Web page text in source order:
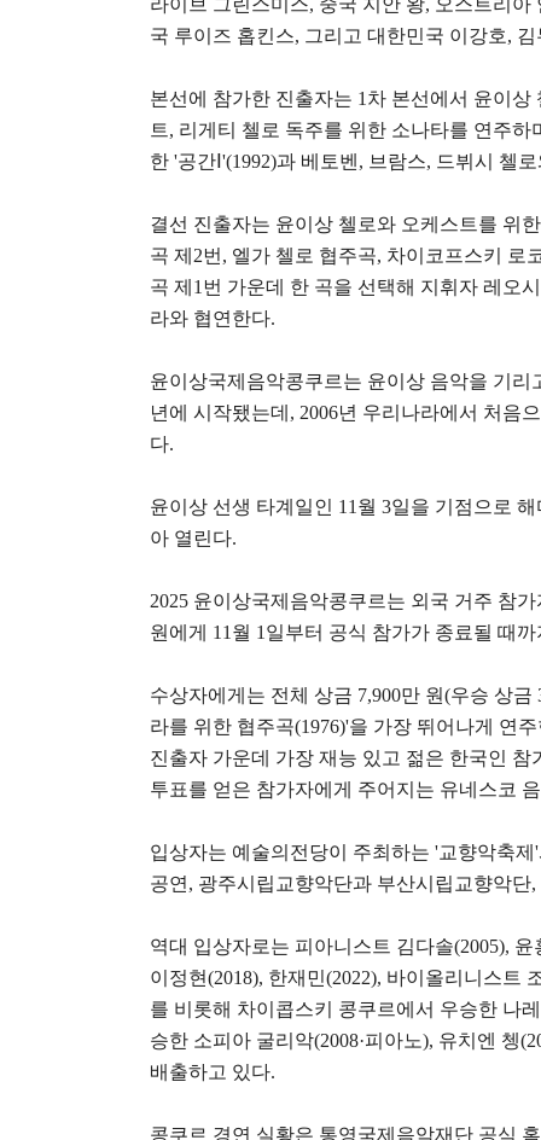
라이브 그린스미스, 중국 지안 왕, 오스트리아
국 루이즈 홉킨스, 그리고 대한민국 이강호, 김
본선에 참가한 진출자는 1 차 본선에서 윤이상
트, 리게티 첼로 독주를 위한 소나타를 연주하
한 '공간 '(1992)과 베토벤 , 브람스, 드뷔시 첼
결선 진출자는 윤이상 첼로와 오케스트를 위
곡 제 2번 , 엘가 첼로 협주곡, 차이코프스키 로
곡 제 1 번 가운데 한 곡을 선택해 지휘자 레오
라와 협연한다.
윤이상국제음악콩쿠르는 윤이상 음악을 기
년에 시작됐는데 , 2006년 우리나라에서 처음
다.
윤이상 선생 타계일인 11 월 3일을 기점으로
아 열린다.
2025 윤이상국제음악콩쿠르는 외국 거주 참
원에게 11 월 1 일부터 공식 참가가 종료될 때
수상자에게는 전체 상금 7,900만 원(우승 상금
라를 위한 협주곡(1976)'을 가장 뛰어나게 연
진출자 가운데 가장 재능 있고 젊은 한국인
투표를 얻은 참가자에게 주어지는 유네스코
입상자는 예술의전당이 주최하는 '교향악축제 '
공연 , 광주시립교향악단과 부산시립교향악단,
역대 입상자로는 피아니스트 김다솔(2005), 윤
이정현(2018), 한재민(2022), 바이올리니스트
를 비롯해 차이콥스키 콩쿠르에서 우승한 나
승한 소피아 굴리악(2008·피아노), 유치엔 쳉
배출하고 있다.
콩쿠르 경연 실황은 통영국제음악재단 공식